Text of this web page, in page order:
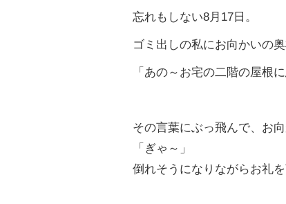
忘れもしない8月 17 日。
ゴミ出しの私にお向かいの
「あの～お宅の二階の屋根
その言葉にぶっ飛んで、お
「ぎゃ～」
倒れそうになりながらお礼